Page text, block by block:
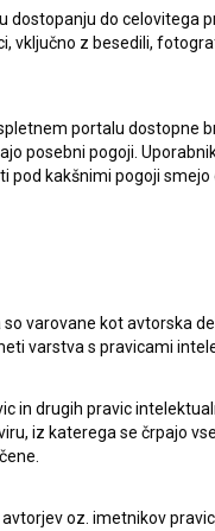
misli in
do celovitega
vključno z besedili,
portalu dostopne
posebni pogoji.
pod kakšnimi pogoji
varovane kot avtorska
varstva s pravicami
in drugih pravic
iz katerega se črpajo
oz. imetnikov